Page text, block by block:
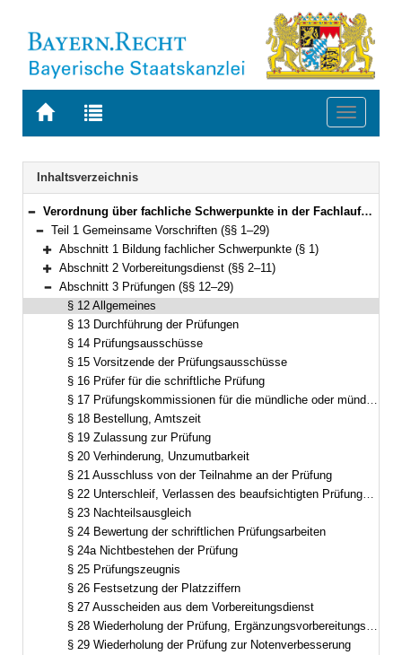
Zur
BAYERN.RECHT
Zur
letzten
Suche
Toggle
Navigation
Inhaltsverzeichnis
Bereich reduzieren
Verordnung über fachliche Schwerpunkte in der Fachlaufbahn Justiz (Fachverordnung Justiz – FachV-J) Vom 8. September 2014 (GVBl S. 417) BayRS 2038-3-3-16-J (§§ 1–71)
Bereich reduzieren
Teil 1 Gemeinsame Vorschriften (§§ 1–29)
Bereich erweitern
Abschnitt 1 Bildung fachlicher Schwerpunkte (§ 1)
Bereich erweitern
Abschnitt 2 Vorbereitungsdienst (§§ 2–11)
Bereich reduzieren
Abschnitt 3 Prüfungen (§§ 12–29)
§ 12 Allgemeines
§ 13 Durchführung der Prüfungen
§ 14 Prüfungsausschüsse
§ 15 Vorsitzende der Prüfungsausschüsse
§ 16 Prüfer für die schriftliche Prüfung
§ 17 Prüfungskommissionen für die mündliche oder mündlich-praktische Prüfung
§ 18 Bestellung, Amtszeit
§ 19 Zulassung zur Prüfung
§ 20 Verhinderung, Unzumutbarkeit
§ 21 Ausschluss von der Teilnahme an der Prüfung
§ 22 Unterschleif, Verlassen des beaufsichtigten Prüfungsbereichs, Beeinflussungsversuch
§ 23 Nachteilsausgleich
§ 24 Bewertung der schriftlichen Prüfungsarbeiten
§ 24a Nichtbestehen der Prüfung
§ 25 Prüfungszeugnis
§ 26 Festsetzung der Platzziffern
§ 27 Ausscheiden aus dem Vorbereitungsdienst
§ 28 Wiederholung der Prüfung, Ergänzungsvorbereitungsdienst
§ 29 Wiederholung der Prüfung zur Notenverbesserung